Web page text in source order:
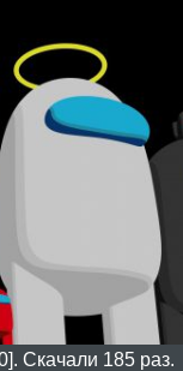
Скачали 185 раз.